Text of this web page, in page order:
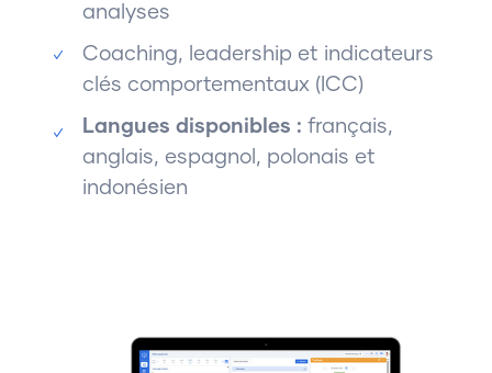
analyses
Coaching, leadership et indicateurs
clés comportementaux (ICC)
Langues disponibles : français,
anglais, espagnol, polonais et
indonésien